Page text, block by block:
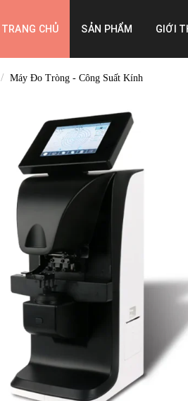
TRANG CHỦ SẢN PHẨM GIỚI
/ Máy Đo Tròng - Công Suất Kính